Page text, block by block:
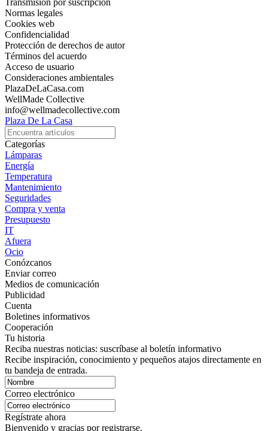
Normas legales
Cookies web
Confidencialidad
Protección de derechos de autor
Términos del acuerdo
Acceso de usuario
Consideraciones ambientales
PlazaDeLaCasa.com
WellMade Collective
info@wellmadecollective.com
Plaza De La Casa
Categorías
Lámparas
Energía
Temperatura
Mantenimiento
Seguridades
Compra y venta
Presupuesto
IT
Afuera
Ocio
Conózcanos
Enviar correo
Medios de comunicación
Publicidad
Cuenta
Boletines informativos
Cooperación
Tu historia
Reciba nuestras noticias: suscríbase al boletín informativo
Recibe inspiración, conocimiento y pequeños atajos directamente en
tu bandeja de entrada.
Correo electrónico
Regístrate ahora
Bienvenido y gracias por registrarse.